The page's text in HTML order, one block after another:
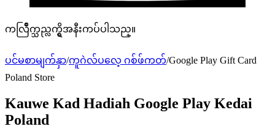
ကလြဳိက္သည္လက္ရွိအနီးကပ်ပါသည္။
ပင်မစာမျက်နှာ/ကူဂဲလ်ပလေ့ ဂစ်ဖ်ကတ်/Google Play Gift Card
Poland Store
Kauwe Kad Hadiah Google Play Kedai
Poland